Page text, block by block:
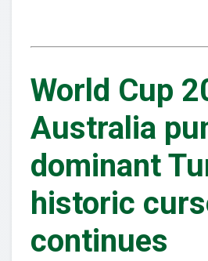
World Cup
Australia
dominant
historic
continues